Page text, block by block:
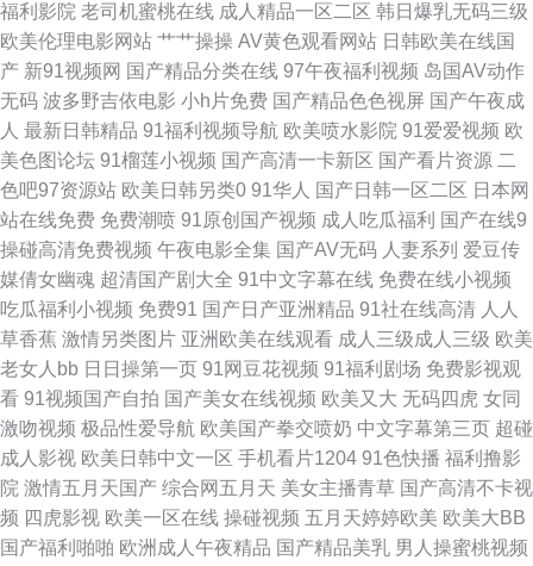
国产在线欧 女同在线观看 丝袜美腿中文字幕 足交视频网站 AV韩日 国产精品
一页二页 免费试看网 超碰少妇 99爱99操 国产精品爽歪歪 久久大香蕉物业
人人操在线观看 午夜福利艹牛B 91免费看片天堂 成人一级影片 九一在线免
费看 欧美在线A片 午夜激情AV 91福利在线观看 wwwav黄色 国产ts豆花 久
久大香蕉网 97操97搞 狼友激情综合国产 影音成人视频 福利社三分钟 青娱乐
吧 午夜欧美毛 91资源在线播放 丁香7月大香蕉 加勒比无码电影 欧美色网网
址 深夜影院a 91超碰丁香 变态另类性爱av 国产精品在线久久 蜜桃性爱 日韩
淫色网 在线v国产 av老司机亚洲 国产视频第20页 青青艹大香蕉 亚洲ts另类
AV狼友社区论坛 久久人妻精品 无码色导航 97操在线视频 福利社之免费区
福利影院 老司机蜜桃在线 成人精品一区二区 韩日爆乳无码三级
欧美伦理电影网站 艹艹操操 AV黄色观看网站 日韩欧美在线国
产 新91视频网 国产精品分类在线 97午夜福利视频 岛国AV动作
无码 波多野吉依电影 小h片免费 国产精品色色视屏 国产午夜成
人 最新日韩精品 91福利视频导航 欧美喷水影院 91爱爱视频 欧
美色图论坛 91榴莲小视频 国产高清一卡新区 国产看片资源 二
色吧97资源站 欧美日韩另类0 91华人 国产日韩一区二区 日本网
站在线免费 免费潮喷 91原创国产视频 成人吃瓜福利 国产在线9
操碰高清免费视频 午夜电影全集 国产AV无码 人妻系列 爱豆传
媒倩女幽魂 超清国产剧大全 91中文字幕在线 免费在线小视频
吃瓜福利小视频 免费91 国产日产亚洲精品 91社在线高清 人人
草香蕉 激情另类图片 亚洲欧美在线观看 成人三级成人三级 欧美
老女人bb 日日操第一页 91网豆花视频 91福利剧场 免费影视观
看 91视频国产自拍 国产美女在线视频 欧美又大 无码四虎 女同
激吻视频 极品性爱导航 欧美国产拳交喷奶 中文字幕第三页 超碰
成人影视 欧美日韩中文一区 手机看片1204 91色快播 福利撸影
院 激情五月天国产 综合网五月天 美女主播青草 国产高清不卡视
频 四虎影视 欧美一区在线 操碰视频 五月天婷婷欧美 欧美大BB
国产福利啪啪 欧洲成人午夜精品 国产精品美乳 男人操蜜桃视频